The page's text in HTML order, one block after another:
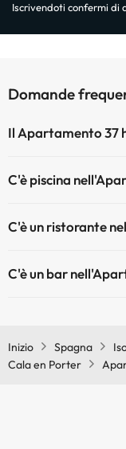
Iscrivendoti confermi di
Domande
Il Apartamento 37
C'è piscina
Qui potete trovare
Piscina all'aperto
C'è un ristorante
C'è un bar
Inizio Spagna
Cala en Porter